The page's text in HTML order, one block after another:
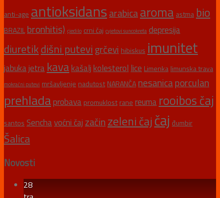
anti-age antioksidansarabicaaroma astma bio
BRAZILbronhitis) cjedilo crni čaj cvjetovi suncokreta depresija
diuretikdišni putevi grčevi hibiskus imunitet
jabukajetra kavakašaljkolesterol lice Limenka limunska trava
mokraćni putevi mršavljenje nadutost NARANČAnesanicaporculan
prehladaprobava promuklost rane reuma rooibos čaj
santos Senchavoćni čajzačinzeleni čajčaj đumbir
Šalica
Novosti
28